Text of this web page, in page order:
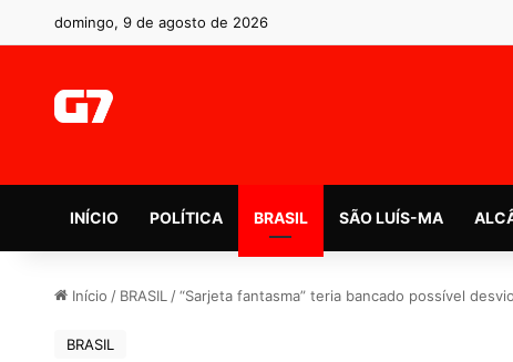
domingo, 9 de agosto de 2026
INÍCIO POLÍTICA BRASIL SÃO LUÍS-MA
Início / BRASIL / “Sarjeta fantasma” teria bancado possível
BRASIL